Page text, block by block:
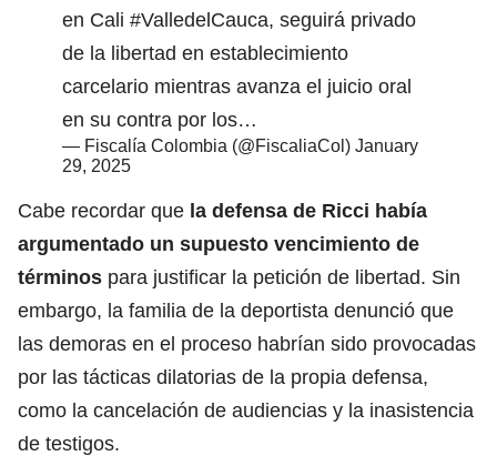
en Cali #ValledelCauca, seguirá privado
de la libertad en establecimiento
carcelario mientras avanza el juicio oral
en su contra por los…
— Fiscalía Colombia (@FiscaliaCol) January
29, 2025
Cabe recordar que la defensa de Ricci había
argumentado un supuesto vencimiento de
términos para justificar la petición de libertad. Sin
embargo, la familia de la deportista denunció que
las demoras en el proceso habrían sido provocadas
por las tácticas dilatorias de la propia defensa,
como la cancelación de audiencias y la inasistencia
de testigos.